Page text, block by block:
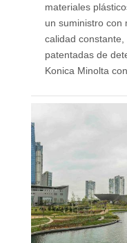
materiales
un suministro con
calidad
patentadas de
Konica Minolta